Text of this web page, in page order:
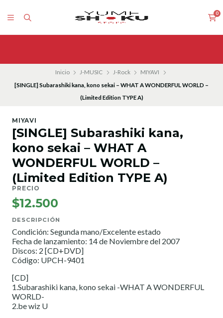
0
Inicio J-MUSIC J-Rock
MIYAVI
[SINGLE] Subarashiki kana, kono sekai – WHAT A WONDERFUL WORLD –
(Limited Edition TYPE A)
MIYAVI
[SINGLE] Subarashiki kana,
kono sekai – WHAT A
WONDERFUL WORLD –
(Limited Edition TYPE A)
PRECIO
$12.500
DESCRIPCIÓN
Condición: Segunda mano/Excelente estado
Fecha de lanzamiento: 14 de Noviembre del 2007
Discos: 2 [CD+DVD]
Código: UPCH-9401
[CD]
1.Subarashiki kana, kono sekai -WHAT A WONDERFUL
WORLD-
2.be wiz U